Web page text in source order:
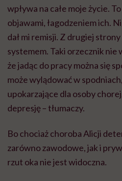
wpływa na całe moje życie.
objawami, łagodzeniem ich.
dał mi remisji. Z drugiej
systemem. Taki orzecznik nie
że jadąc do pracy można się
może wylądować w
upokarzające dla osoby
depresję – tłumaczy.
Bo chociaż choroba Alicji
zarówno zawodowe, jak i
rzut oka nie jest widoczna.